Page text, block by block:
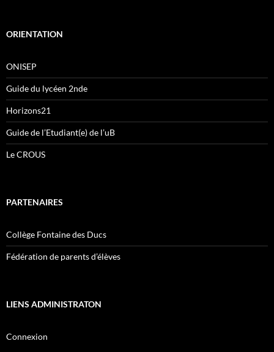
ORIENTATION
ONISEP
Guide du lycéen 2nde
Horizons21
Guide de l’Etudiant(e) de l’uB
Le CROUS
PARTENAIRES
Collège Fontaine des Ducs
Fédération de parents d’élèves
LIENS ADMINISTRATON
Connexion